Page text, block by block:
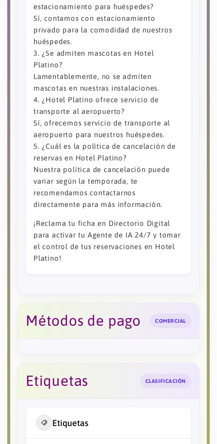
estacionamiento para huéspedes?
Sí, contamos con estacionamiento
privado para la comodidad de nuestros
huéspedes.
3. ¿Se admiten mascotas en Hotel
Platino?
Lamentablemente, no se admiten
mascotas en nuestras instalaciones.
4. ¿Hotel Platino ofrece servicio de
transporte al aeropuerto?
Sí, ofrecemos servicio de transporte al
aeropuerto para nuestros huéspedes.
5. ¿Cuál es la política de cancelación de
reservas en Hotel Platino?
Nuestra política de cancelación puede
variar según la temporada, te
recomendamos contactarnos
directamente para más información.
¡Reclama tu ficha en Directorio Digital
para activar tu Agente de IA 24/7 y tomar
el control de tus reservaciones en Hotel
Platino!
Métodos de pago COMERCIAL
Etiquetas CLASIFICACIÓN
Etiquetas